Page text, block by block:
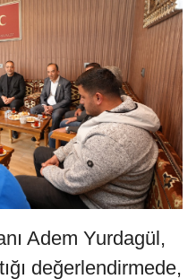
Adem Yurdagül,
değerlendirmede,